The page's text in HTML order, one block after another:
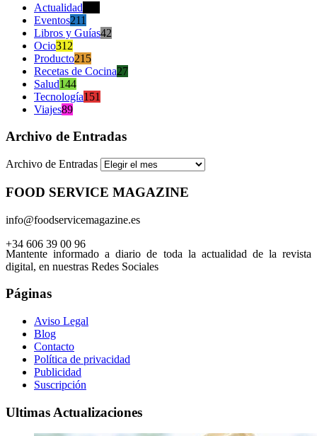
Actualidad
Eventos211
Libros y Guías42
Ocio312
Producto215
Recetas de Cocina27
Salud144
Tecnología151
Viajes89
Archivo de Entradas
Archivo de Entradas
FOOD SERVICE MAGAZINE
info@foodservicemagazine.es
+34 606 39 00 96
Mantente informado a diario de toda la actualidad de la revista
digital, en nuestras Redes Sociales
Páginas
Aviso Legal
Blog
Contacto
Política de privacidad
Publicidad
Suscripción
Ultimas Actualizaciones